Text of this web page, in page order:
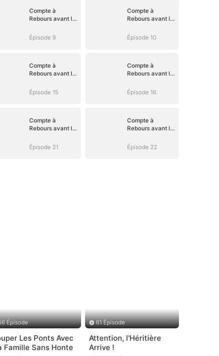
Compte à
Rebours avant le
Épisode 9
Compte à
Rebours avant le
Épisode 10
Compte à
Rebours avant le
Épisode 15
Compte à
Rebours avant le
Épisode 16
Compte à
Rebours avant le
Épisode 21
Compte à
Rebours avant le
Épisode 22
Épisode
Les Ponts Avec
Famille Sans Honte
61 Épisode
Attention, l'Héritière
Arrive !